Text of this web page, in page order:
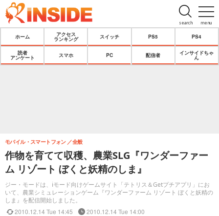
menu
search
ホーム
アクセス
ランキング
スイッチ PS5 PS4
読者
アンケート
スマホ PC 配信者
インサイドちゃ
ん
作物を育てて収穫、農業SLG『ワンダーファー
ム リゾート ぼくと妖精のしま』
ジー・モードは、iモード向けゲームサイト「テトリス＆Getプチアプリ」にお
いて、農業シミュレーションゲーム『ワンダーファーム リゾート ぼくと妖精の
しま』を配信開始しました。
モバイル・スマートフォン 全般
2010.12.14 Tue 14:45 2010.12.14 Tue 14:00